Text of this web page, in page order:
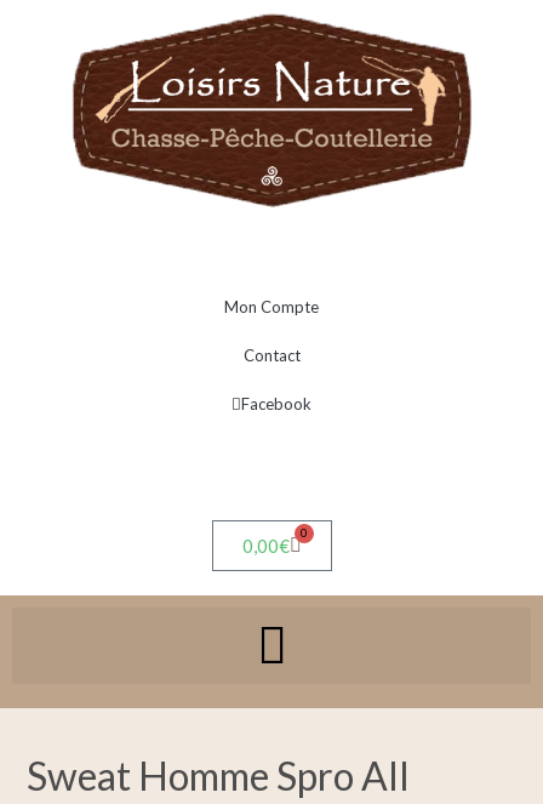
Mon Compte
Contact
Facebook
0,00€
0
Sweat Homme Spro All